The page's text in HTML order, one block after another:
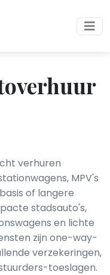
verhuren
MPV's
of langere
stadsauto's,
en lichte
zijn one-way-
verzekeringen,
toeslagen.